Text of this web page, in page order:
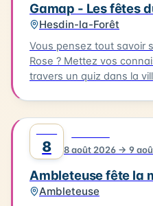
Gamap - Les fêtes
Hesdin-la-Forêt
Vous pensez tout savoir
Rose ? Mettez vos
travers un quiz dans la
Tourisme. Il vous faudra
heure pour découvrir les
emblématique. Départ de l'Office de Tourisme, prêt
à découvrir les secrets de
8 8 août 2026 → 9
Ambleteuse fête la
Ambleteuse